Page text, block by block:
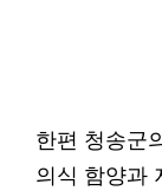
한편 청송군
의식 함양과